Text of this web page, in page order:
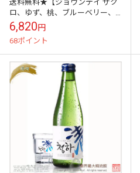
送料無料★【ジョウンデイ ザク
ロ、ゆず、桃、ブルーベリー、
グレープフルーツ5種
COLORFULL SET 20個】★
6,820円
68ポイント